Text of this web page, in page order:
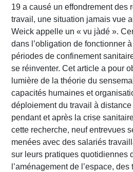
19 a causé un effondrement des
travail, une situation jamais vue
Weick appelle un « vu jàdé ».
dans l’obligation de fonctionner
périodes de confinement
se réinventer. Cet article a pour
lumière de la théorie du
capacités humaines et
déploiement du travail à
pendant et après la crise
cette recherche, neuf entrevues
menées avec des salariés
sur leurs pratiques quotidiennes
l’aménagement de l’espace,